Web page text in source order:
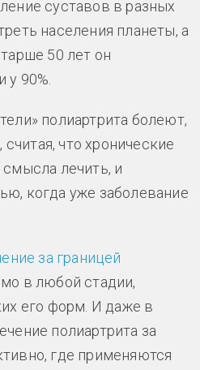
суставов в разных
населения планеты, а
50 лет он
у 90%.
полиартрита болеют,
считая, что хронические
лечить, и
когда уже заболевание
за границей
в любой стадии,
его форм. И даже в
полиартрита за
где применяются